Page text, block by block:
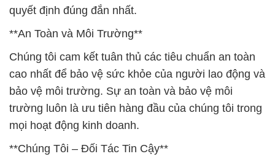
quyết định đúng đắn nhất.
**An Toàn và Môi Trường**
Chúng tôi cam kết tuân thủ các tiêu chuẩn an toàn
cao nhất để bảo vệ sức khỏe của người lao động và
bảo vệ môi trường. Sự an toàn và bảo vệ môi
trường luôn là ưu tiên hàng đầu của chúng tôi trong
mọi hoạt động kinh doanh.
**Chúng Tôi – Đối Tác Tin Cậy**